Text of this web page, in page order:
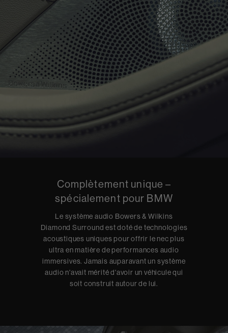
Complètement unique –
spécialement pour BMW
Le système audio Bowers & Wilkins
Diamond Surround est doté de technologies
acoustiques uniques pour offrir le nec plus
ultra en matière de performances audio
immersives. Jamais auparavant un système
audio n'avait mérité d'avoir un véhicule qui
soit construit autour de lui.